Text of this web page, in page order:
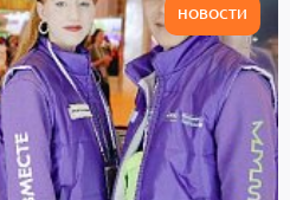
НОВОСТИ